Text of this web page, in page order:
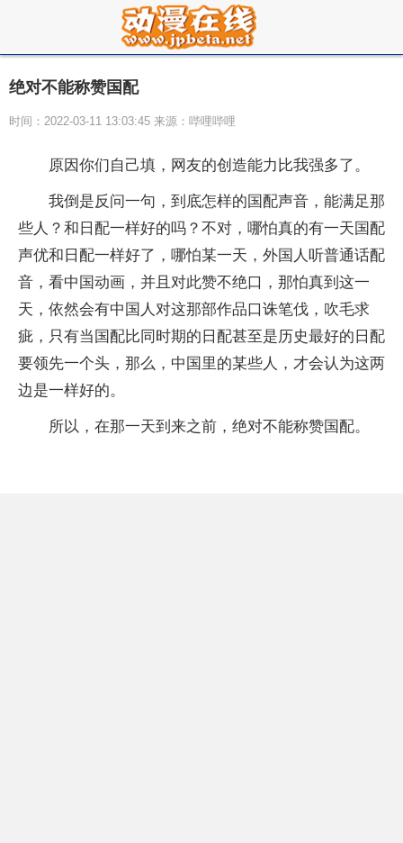
绝对不能称赞国配
时间：2022-03-11 13:03:45 来源：哔哩哔哩
原因你们自己填，网友的创造能力比我强多了。
我倒是反问一句，到底怎样的国配声音，能满足那
些人？和日配一样好的吗？不对，哪怕真的有一天国配
声优和日配一样好了，哪怕某一天，外国人听普通话配
音，看中国动画，并且对此赞不绝口，那怕真到这一
天，依然会有中国人对这那部作品口诛笔伐，吹毛求
疵，只有当国配比同时期的日配甚至是历史最好的日配
要领先一个头，那么，中国里的某些人，才会认为这两
边是一样好的。
所以，在那一天到来之前，绝对不能称赞国配。